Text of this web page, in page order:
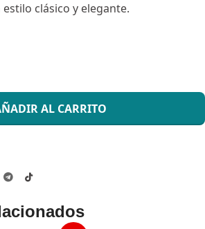
clásico y elegante.
AL CARRITO